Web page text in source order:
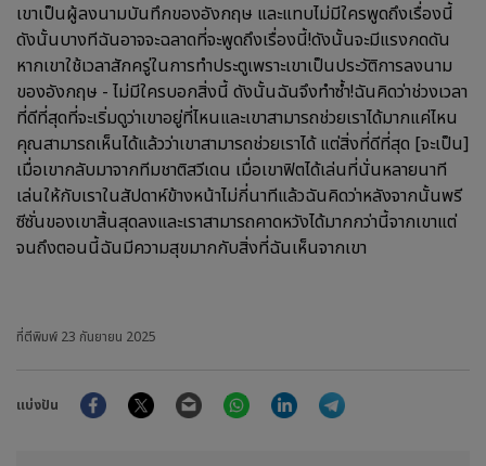
เขาเป็นผู้ลงนามบันทึกของอังกฤษ และแทบไม่มีใครพูดถึงเรื่องนี้
ดังนั้นบางทีฉันอาจจะฉลาดที่จะพูดถึงเรื่องนี้!ดังนั้นจะมีแรงกดดัน
หากเขาใช้เวลาสักครู่ในการทำประตูเพราะเขาเป็นประวัติการลงนาม
ของอังกฤษ - ไม่มีใครบอกสิ่งนี้ ดังนั้นฉันจึงทำซ้ำ!ฉันคิดว่าช่วงเวลา
ที่ดีที่สุดที่จะเริ่มดูว่าเขาอยู่ที่ไหนและเขาสามารถช่วยเราได้มากแค่ไหน
คุณสามารถเห็นได้แล้วว่าเขาสามารถช่วยเราได้ แต่สิ่งที่ดีที่สุด [จะเป็น]
เมื่อเขากลับมาจากทีมชาติสวีเดน เมื่อเขาฟิตได้เล่นที่นั่นหลายนาที
เล่นให้กับเราในสัปดาห์ข้างหน้าไม่กี่นาทีแล้วฉันคิดว่าหลังจากนั้นพรี
ซีซั่นของเขาสิ้นสุดลงและเราสามารถคาดหวังได้มากกว่านี้จากเขาแต่
จนถึงตอนนี้ฉันมีความสุขมากกับสิ่งที่ฉันเห็นจากเขา
ที่ตีพิมพ์ 23 กันยายน 2025
แบ่งปัน
FacebookTwitter Email WhatsAppLinkedIn